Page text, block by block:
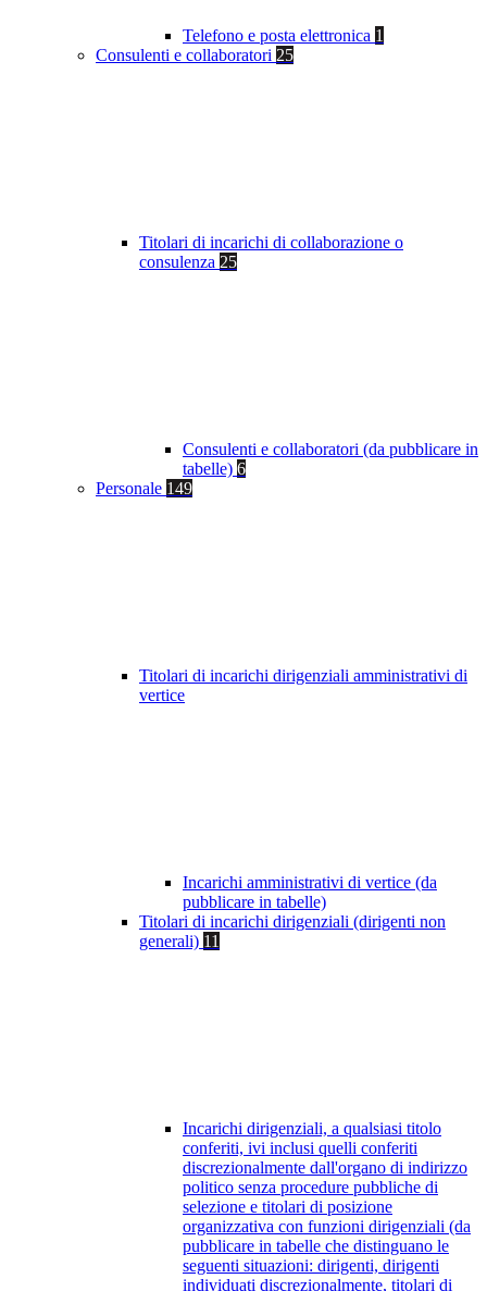
Telefono e posta elettronica 1
Consulenti e collaboratori 25
Titolari di incarichi di collaborazione o
consulenza 25
Consulenti e collaboratori (da pubblicare in
tabelle) 6
Personale 149
Titolari di incarichi dirigenziali amministrativi di
vertice
Incarichi amministrativi di vertice (da
pubblicare in tabelle)
Titolari di incarichi dirigenziali (dirigenti non
generali) 11
Incarichi dirigenziali, a qualsiasi titolo
conferiti, ivi inclusi quelli conferiti
discrezionalmente dall'organo di indirizzo
politico senza procedure pubbliche di
selezione e titolari di posizione
organizzativa con funzioni dirigenziali (da
pubblicare in tabelle che distinguano le
seguenti situazioni: dirigenti, dirigenti
individuati discrezionalmente, titolari di